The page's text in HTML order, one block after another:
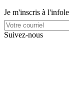
Je m'inscris à
Suivez-nous